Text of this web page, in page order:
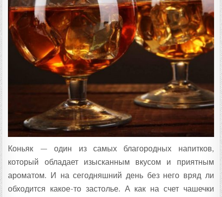
Коньяк — один из самых благородных напитков,
который обладает изысканным вкусом и приятным
ароматом. И на сегодняшний день без него вряд ли
обходится какое-то застолье. А как на счет чашечки